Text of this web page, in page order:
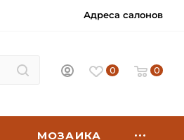
Адреса салонов
0 0
МОЗАИКА